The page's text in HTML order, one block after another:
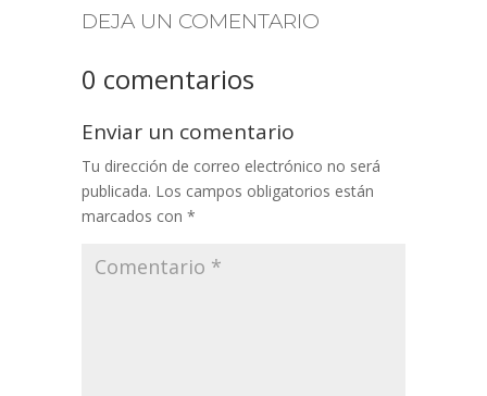
DEJA UN COMENTARIO
0 comentarios
Enviar un comentario
Tu dirección de correo electrónico no será
publicada. Los campos obligatorios están
marcados con *